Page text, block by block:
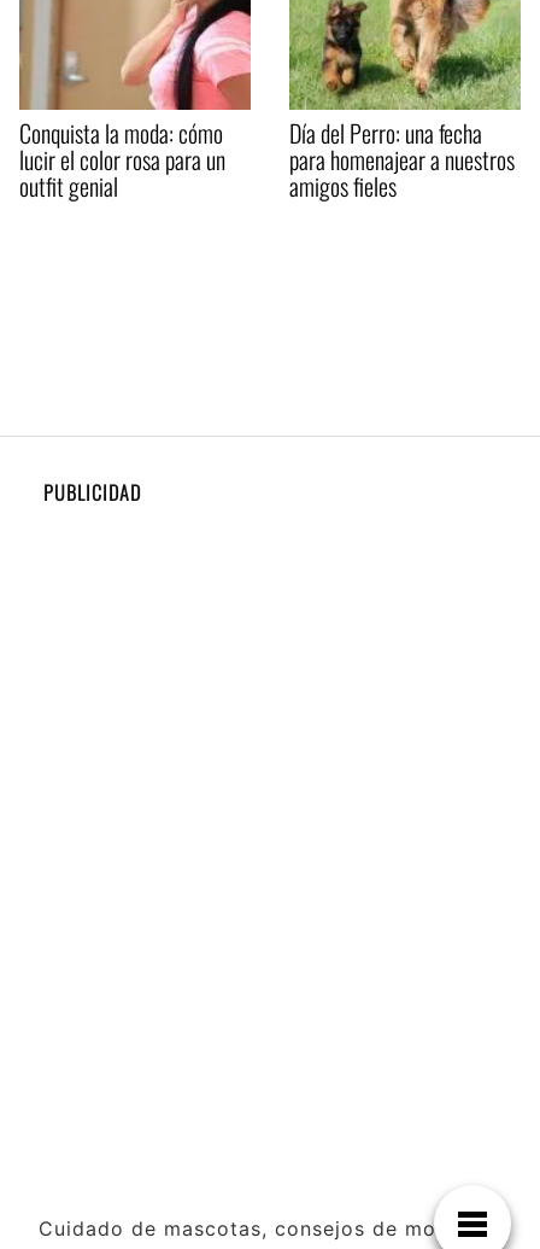
Conquista la moda: cómo
lucir el color rosa para un
outfit genial
Día del Perro: una fecha
para homenajear a nuestros
amigos fieles
PUBLICIDAD
Cuidado de mascotas, consejos de moda y